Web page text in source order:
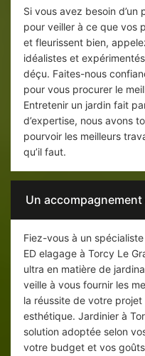
Si vous avez besoin d’un
pour veiller à ce que vos
et fleurissent bien,
idéalistes et
déçu. Faites-nous
pour vous procurer le
Entretenir un jardin fait
d’expertise, nous avons
pourvoir les meilleurs
qu’il faut.
Un
Fiez-vous à un
ED elagage à Torcy Le
ultra en matière de
veille à vous fournir les
la réussite de votre
esthétique. Jardinier à
solution adoptée selon
votre budget et vos